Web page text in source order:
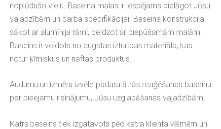
noplūdušo vielu. Baseina malas ir iespējams pielāgot Jūsu
vajadzībām un darba specifikācijai. Baseina konstrukcija -
sākot ar alumīnija rāmi, beidzot ar piepūšamām malām.
Baseins ir veidots no augstas izturības materiāla, kas
notur ķīmiskus un naftas produktus.
Audumu un izmēru izvēle padara ātrās reaģēšanas baseinu
par pieejamu risinājumu, Jūsu uzglabāšanas vajadzībām.
Katrs baseins tiek izgatavots pēc katra klienta vēlmēm un